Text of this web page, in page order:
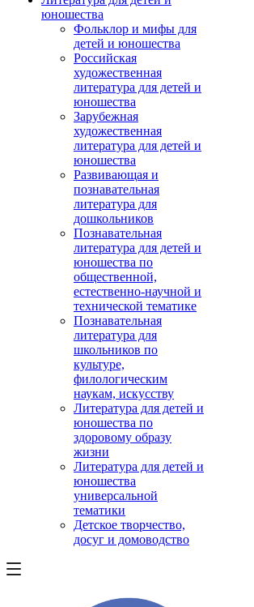
юношества
Фольклор и мифы для
детей и юношества
Российская
художественная
литература для детей и
юношества
Зарубежная
художественная
литература для детей и
юношества
Развивающая и
познавательная
литература для
дошкольников
Познавательная
литература для детей и
юношества по
общественной,
естественно-научной и
технической тематике
Познавательная
литература для
школьников по
культуре,
филологическим
наукам, искусству
Литература для детей и
юношества по
здоровому образу
жизни
Литература для детей и
юношества
универсальной
тематики
Детское творчество,
досуг и домоводство